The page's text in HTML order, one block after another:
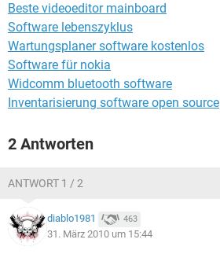
Beste videoeditor mainboard
Software lebenszyklus
Wartungsplaner software kostenlos
Software für nokia
Widcomm bluetooth software
Inventarisierung software open source
2 Antworten
ANTWORT 1 / 2
diablo1981 463
31. März 2010 um 15:44